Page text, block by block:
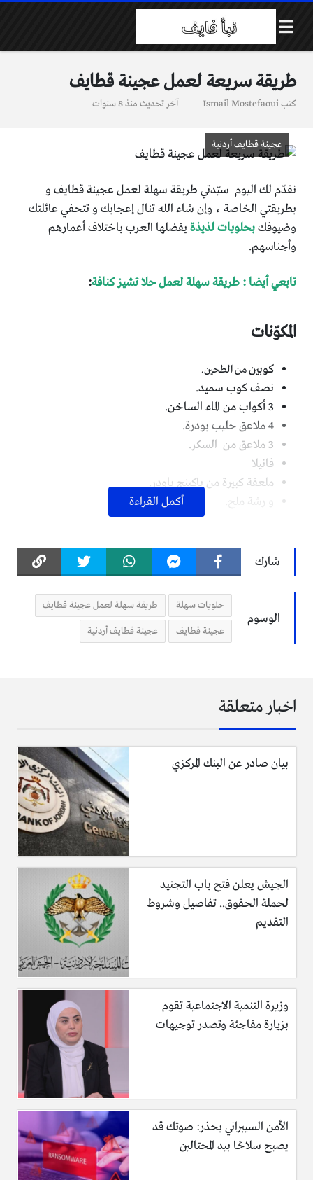
طريقة سريعة لعمل عجينة قطايف
كتبIsmail Mostefaoui آخر تحديث منذ 8 سنوات
عجينة قطايف أردنية
نقدّم لك اليوم سيّدتي طريقة سهلة لعمل عجينة قطايف و
بطريقتي الخاصة ، وإن شاء الله تنال إعجابك و تتحفي عائلتك
وضيوفكبحلويات لذيذة يفضلها العرب باختلاف أعمارهم
وأجناسهم.
تابعي أيضا : طريقة سهلة لعمل حلا تشيز كنافة:
المكوّنات
كوبينمن الطحين.
نصف كوب سميد.
3 أكواب من الماء الساخن.
4 ملاعق حليب بودرة.
3 ملاعق من السكر.
فانيلا
ملعقة كبيرة من باكينج باودر.
و رشة ملح.
طريقة التحضير
20 دقيقة فقط.
أولا نضع في وعاء جميع المكونات، نقوم بخلطها بالخلاط أو
المضرب اليدوي لمدة دقيقتين، عدا الباكبنج باودر ثم يضاف
ثم في مقلاة غير لاصقة، نضع مقدار ملعقة طعام من
الخليط.
اسفلها.
ثم ترفع القطايف على صحن وتغطى بقطعة قماش، و تكرر
أكمل القراءة
شارك
الوسوم
حلويات سهلة طريقة سهلة لعمل عجينة قطايف
عجينة قطايف عجينة قطايف أردنية
اخبار متعلقة
بيان صادر عن البنك المركزي
الجيش يعلن فتح باب التجنيد
لحملة الحقوق.. تفاصيل وشروط
التقديم
وزيرة التنمية الاجتماعية تقوم
بزيارة مفاجئة وتصدر توجيهات
الأمن السيبراني يحذر: صوتك قد
يصبح سلاحًا بيد المحتالين